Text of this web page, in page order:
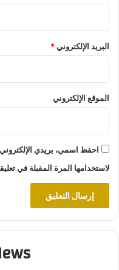
البريد الإلكتروني*
الموقع الإلكتروني
احفظ اسمي، بريدي
لاستخدامها المرة المقبلة في